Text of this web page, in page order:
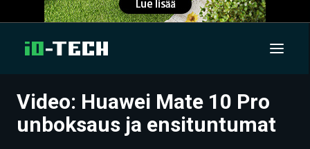
UUTISET
Video: Huawei Mate 10 Pro
unboksaus ja ensituntumat